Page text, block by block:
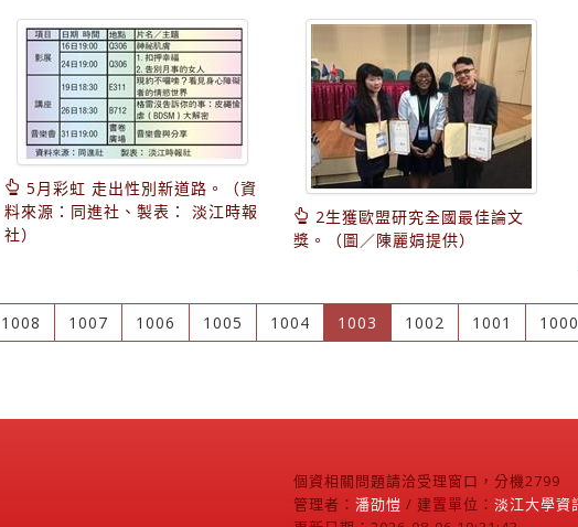
5月彩虹 走出性別新道路。（資
料來源：同進社、製表： 淡江時報
社）
2生獲歐盟研究全國最佳論文
獎。（圖／陳麗娟提供）
1008 1007 1006 1005 1004 1003 (current)
1002 1001 1000
個資相關問題請洽受理窗口，分機2799
管理者： 潘劭愷 / 建置單位： 淡江大學資